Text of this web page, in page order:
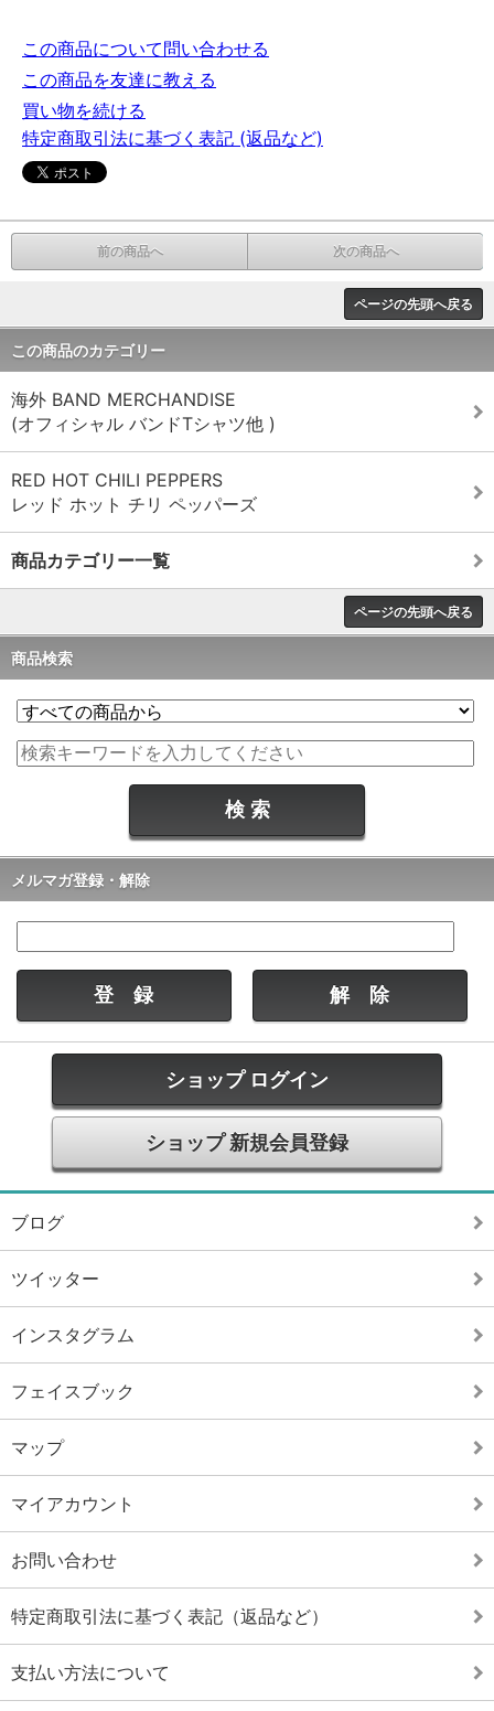
この商品について問い合わせる
この商品を友達に教える
買い物を続ける
特定商取引法に基づく表記 (返品など)
前の商品へ 次の商品へ
ページの先頭へ戻る
この商品のカテゴリー
海外 BAND MERCHANDISE
(オフィシャル バンドTシャツ他 )
RED HOT CHILI PEPPERS
レッド ホット チリ ペッパーズ
商品カテゴリー一覧
ページの先頭へ戻る
商品検索
メルマガ登録・解除
ショップ ログイン
ショップ 新規会員登録
ブログ
ツイッター
インスタグラム
フェイスブック
マップ
マイアカウント
お問い合わせ
特定商取引法に基づく表記（返品など）
支払い方法について